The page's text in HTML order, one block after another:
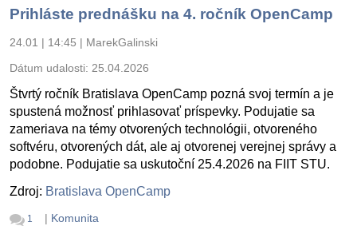
Prihláste prednášku na 4. ročník OpenCamp
24.01 | 14:45 | MarekGalinski
Dátum udalosti: 25.04.2026
Štvrtý ročník Bratislava OpenCamp pozná svoj termín a je
spustená možnosť prihlasovať príspevky. Podujatie sa
zameriava na témy otvorených technológii, otvoreného
softvéru, otvorených dát, ale aj otvorenej verejnej správy a
podobne. Podujatie sa uskutoční 25.4.2026 na FIIT STU.
Zdroj: Bratislava OpenCamp
1 | Komunita